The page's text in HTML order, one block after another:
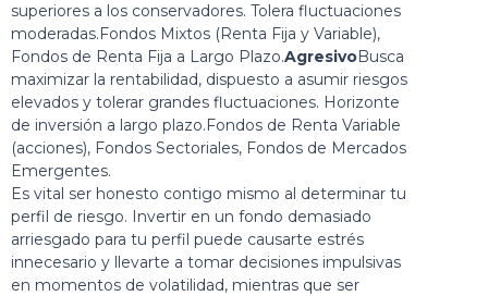
superiores a los conservadores. Tolera fluctuaciones
moderadas.Fondos Mixtos (Renta Fija y Variable),
Fondos de Renta Fija a Largo Plazo.AgresivoBusca
maximizar la rentabilidad, dispuesto a asumir riesgos
elevados y tolerar grandes fluctuaciones. Horizonte
de inversión a largo plazo.Fondos de Renta Variable
(acciones), Fondos Sectoriales, Fondos de Mercados
Emergentes.
Es vital ser honesto contigo mismo al determinar tu
perfil de riesgo. Invertir en un fondo demasiado
arriesgado para tu perfil puede causarte estrés
innecesario y llevarte a tomar decisiones impulsivas
en momentos de volatilidad, mientras que ser